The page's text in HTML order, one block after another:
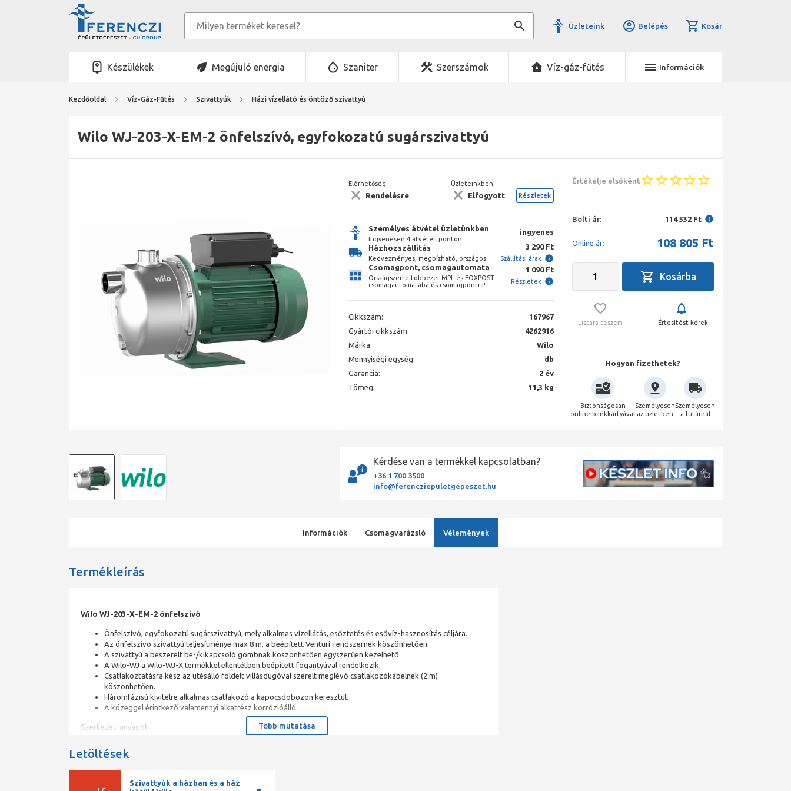
Üzleteink Belépés Kosár
Készülékek Megújuló energia Szaniter Szerszámok Víz-gáz-fűtés Információk
Kezdőoldal Víz-Gáz-Fűtés Szivattyúk Házi vízellátó és öntöző szivattyú
Wilo WJ-203-X-EM-2 önfelszívó, egyfokozatú sugárszivattyú
Elérhetőség:
Rendelésre
Üzleteinkben:
Elfogyott Részletek
Személyes átvétel üzletünkben
Ingyenesen 4 átvételi ponton.
ingyenes
Házhozszállítás
Kedvezményes, megbízható, országos.
3 290 Ft
Szállítási árak
Csomagpont, csomagautomata
Országszerte többezer MPL és FOXPOST
csomagautomatába és csomagpontra!
1 090 Ft
Részletek
Cikkszám:
167967
Gyártói cikkszám:
4262916
Márka:
Wilo
Mennyiségi egység:
db
Garancia:
2 év
Tömeg:
11,3 kg
Értékelje elsőként
Bolti ár: 114 532 Ft
Online ár: 108 805 Ft
Listára teszem Értesítést kérek
Hogyan fizethetek?
Biztonságosan
online bankkártyával
Személyesen
az üzletben
Személyesen
a futárnál
Kérdése van a termékkel kapcsolatban?
+36 1 700 3500
info@ferencziepuletgepeszet.hu
Információk Csomagvarázsló Vélemények
Termékleírás
Wilo WJ-203-X-EM-2 önfelszívó
Önfelszívó, egyfokozatú sugárszivattyú, mely alkalmas vízellátás, esőztetés és esővíz-hasznosítás céljára.
Az önfelszívó szivattyú teljesítménye max 8 m, a beépített Venturi-rendszernek köszönhetően.
A szivattyú a beszerelt be-/kikapcsoló gombnak köszönhetően egyszerűen kezelhető.
A Wilo-WJ a Wilo-WJ-X termékkel ellentétben beépített fogantyúval rendelkezik.
Csatlakoztatásra kész az ütésálló földelt villásdugóval szerelt meglévő csatlakozókábelnek (2 m)
köszönhetően.
Háromfázisú kivitelre alkalmas csatlakozó a kapocsdobozon keresztül.
A közeggel érintkező valamennyi alkatrész korrózióálló.
Szerkezeti anyagok
Szivattyúház Nemesacél
Tengely Nemesacél
Tömítés anyaga NBR
Járókerék Nemesacél
Több mutatása
Letöltések
Szivattyúk a házban és a ház